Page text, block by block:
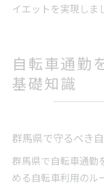
イエットを実現しま
自転車通勤
基礎知識
群馬県で守るべき
群馬県で自転車通勤
める自転車利用のル